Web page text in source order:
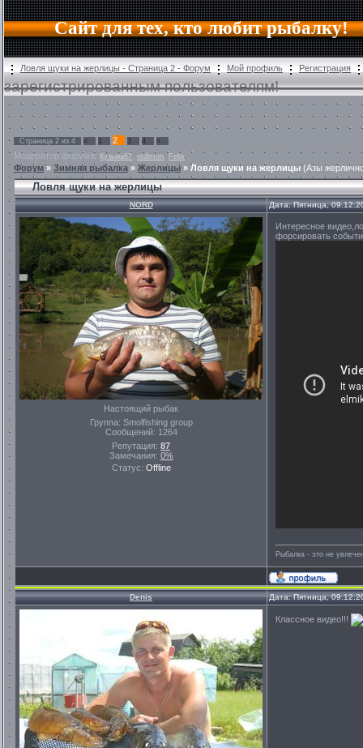
Сайт для тех, кто любит рыбалку!
Ловля щуки на жерлицы - Страница 2 - Форум Мой профиль Регистрация
зарегистрированным пользователям!
Страница 2 из 4 « 1 2 3 4 »
Модератор форума: Кузьма67 ntdimon , Felix
Форум» Зимняя рыбалка » Жерлицы » Ловля щуки на жерлицы (Азы
Ловля щуки на жерлицы
NORD Дата: Пятница,
Настоящий рыбак
Группа: Smolfishing group
Сообщений: 1264
Репутация: 87
Замечания: 0%
Статус: Offline
Интересное
форсировать
Рыбалка - это не
Denis Дата: Пятница,
Классное видео!!!